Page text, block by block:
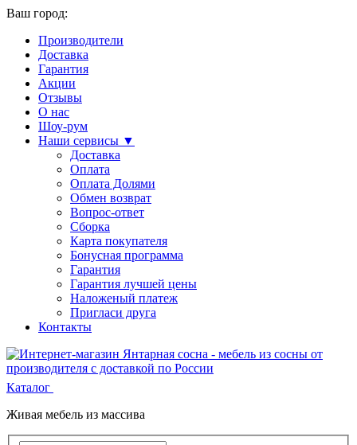
Ваш город:
Производители
Доставка
Гарантия
Акции
Отзывы
О нас
Шоу-рум
Наши сервисы ▼
Доставка
Оплата
Оплата Долями
Обмен возврат
Вопрос-ответ
Сборка
Карта покупателя
Бонусная программа
Гарантия
Гарантия лучшей цены
Наложеный платеж
Пригласи друга
Контакты
Каталог
Живая мебель из массива